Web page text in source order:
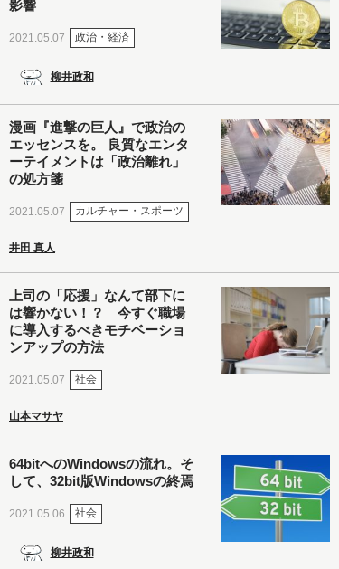
影響
2021.05.07 政治・経済
柳井政和
漫画『進撃の巨人』で政治の
エッセンスを。 良質なエンタ
ーテイメントは「政治離れ」
の処方箋
2021.05.07 カルチャー・スポーツ
井田 真人
上司の「応援」なんて部下に
は響かない！？ 今すぐ職場
に導入するべきモチベーショ
ンアップの方法
2021.05.07 社会
山本マサヤ
64bitへのWindowsの流れ。そ
して、32bit版Windowsの終焉
2021.05.06 社会
柳井政和